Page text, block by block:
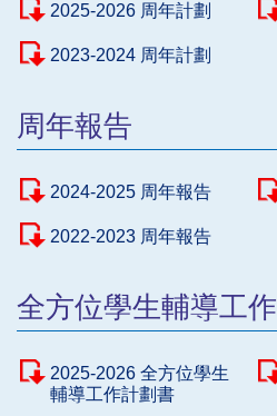
2025-2026 周年計劃
2023-2024 周年計劃
周年報告
2024-2025 周年報告
2022-2023 周年報告
全方位學生輔導工作
2025-2026 全方位學生
輔導工作計劃書